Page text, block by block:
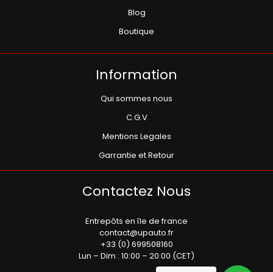
Blog
Boutique
Information
Qui sommes nous
C.G.V
Mentions Legales
Garrantie et Retour
Contactez Nous
Entrepôts en île de france
contact@upauto.fr
+33 (0) 699508160
Lun – Dim : 10:00 – 20:00 (CET)